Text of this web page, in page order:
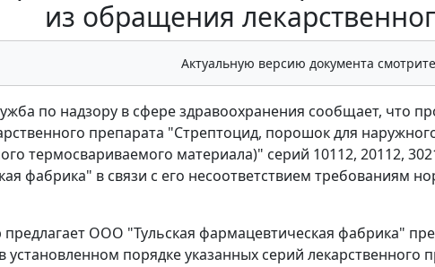
из обращения
Актуальную версию документа смотрите
по надзору в сфере здравоохранения сообщает, что
препарата "Стрептоцид, порошок для
термосвариваемого материала)" серий 10112, 20112,
фабрика" в связи с его несоответствием требованиям
предлагает ООО "Тульская фармацевтическая фабрика"
установленном порядке указанных серий лекарственного